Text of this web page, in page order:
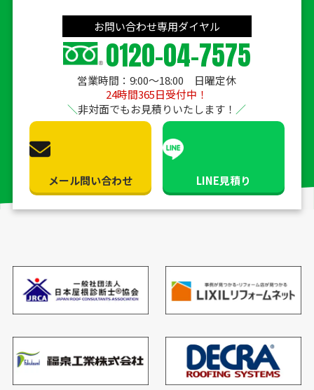
お問い合わせ専用ダイヤル
0120-04-7575
営業時間：9:00〜18:00 日曜定休
24時間365日受付中！
非対面でもお見積りいたします！
メール問い合わせ LINE見積り